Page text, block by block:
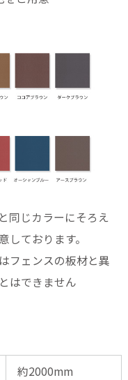
同じカラーにそろえ
しております。
フェンスの板材と異
はできません
約2000mm